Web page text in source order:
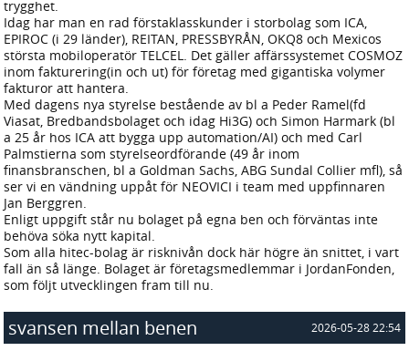
trygghet.
Idag har man en rad förstaklasskunder i storbolag som ICA,
EPIROC (i 29 länder), REITAN, PRESSBYRÅN, OKQ8 och Mexicos
största mobiloperatör TELCEL. Det gäller affärssystemet COSMOZ
inom fakturering(in och ut) för företag med gigantiska volymer
fakturor att hantera.
Med dagens nya styrelse bestående av bl a Peder Ramel(fd
Viasat, Bredbandsbolaget och idag Hi3G) och Simon Harmark (bl
a 25 år hos ICA att bygga upp automation/AI) och med Carl
Palmstierna som styrelseordförande (49 år inom
finansbranschen, bl a Goldman Sachs, ABG Sundal Collier mfl), så
ser vi en vändning uppåt för NEOVICI i team med uppfinnaren
Jan Berggren.
Enligt uppgift står nu bolaget på egna ben och förväntas inte
behöva söka nytt kapital.
Som alla hitec-bolag är risknivån dock här högre än snittet, i vart
fall än så länge. Bolaget är företagsmedlemmar i JordanFonden,
som följt utvecklingen fram till nu.
svansen mellan benen 2026-05-28 22:54